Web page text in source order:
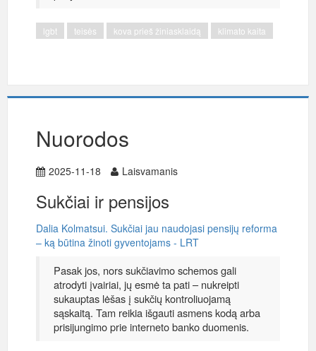
lgbt teisės kova prieš žiniasklaidą klimato kaita
Nuorodos
2025-11-18 Laisvamanis
Sukčiai ir pensijos
Dalia Kolmatsui. Sukčiai jau naudojasi pensijų reforma
– ką būtina žinoti gyventojams - LRT
Pasak jos, nors sukčiavimo schemos gali
atrodyti įvairiai, jų esmė ta pati – nukreipti
sukauptas lėšas į sukčių kontroliuojamą
sąskaitą. Tam reikia išgauti asmens kodą arba
prisijungimo prie interneto banko duomenis.